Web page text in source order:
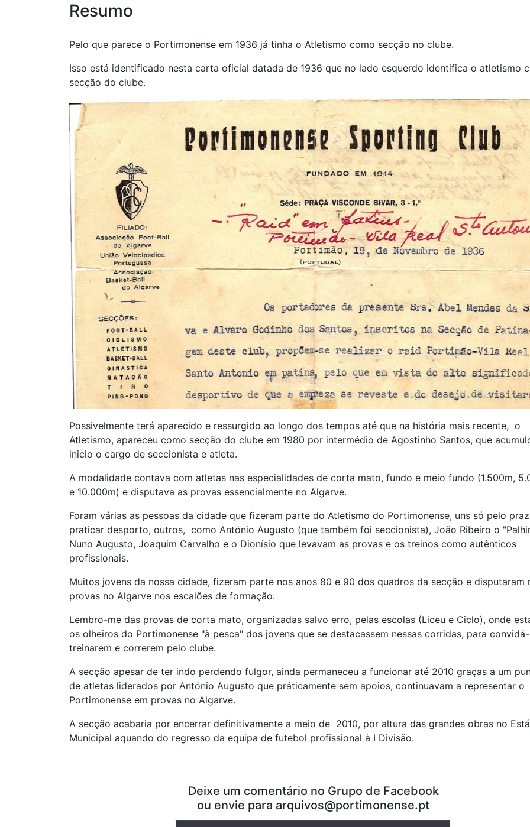
Resumo
Pelo que parece o Portimonense em 1936 já tinha o Atletismo como secção no clube.
Isso está identificado nesta carta oficial datada de 1936 que no lado esquerdo identifica o atletismo
secção do clube.
Possivelmente terá aparecido e ressurgido ao longo dos tempos até que na história mais recente, o
Atletismo, apareceu como secção do clube em 1980 por intermédio de Agostinho Santos, que
inicio o cargo de seccionista e atleta.
A modalidade contava com atletas nas especialidades de corta mato, fundo e meio fundo (1.500m,
e 10.000m) e disputava as provas essencialmente no Algarve.
Foram várias as pessoas da cidade que fizeram parte do Atletismo do Portimonense, uns só pelo
praticar desporto, outros, como António Augusto (que também foi seccionista), João Ribeiro o
Nuno Augusto, Joaquim Carvalho e o Dionísio que levavam as provas e os treinos como autênticos
profissionais.
Muitos jovens da nossa cidade, fizeram parte nos anos 80 e 90 dos quadros da secção e disputaram
provas no Algarve nos escalões de formação.
Lembro-me das provas de corta mato, organizadas salvo erro, pelas escolas (Liceu e Ciclo), onde
os olheiros do Portimonense "à pesca" dos jovens que se destacassem nessas corridas, para
treinarem e correrem pelo clube.
A secção apesar de ter indo perdendo fulgor, ainda permaneceu a funcionar até 2010 graças a um
de atletas liderados por António Augusto que práticamente sem apoios, continuavam a representar o
Portimonense em provas no Algarve.
A secção acabaria por encerrar definitivamente a meio de 2010, por altura das grandes obras no
Municipal aquando do regresso da equipa de futebol profissional à I Divisão.
Deixe um comentário no Grupo de Facebook
ou envie para arquivos@portimonense.pt